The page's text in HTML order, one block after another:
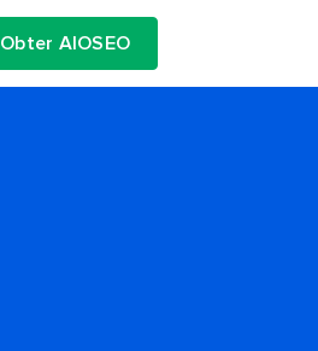
Obter AIOSEO